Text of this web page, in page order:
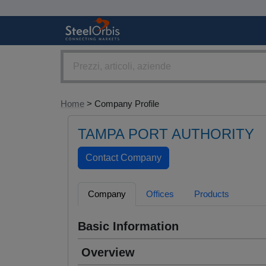
Home > Company Profile
TAMPA PORT AUTHORITY
Company Offices Products
Basic Information
Overview